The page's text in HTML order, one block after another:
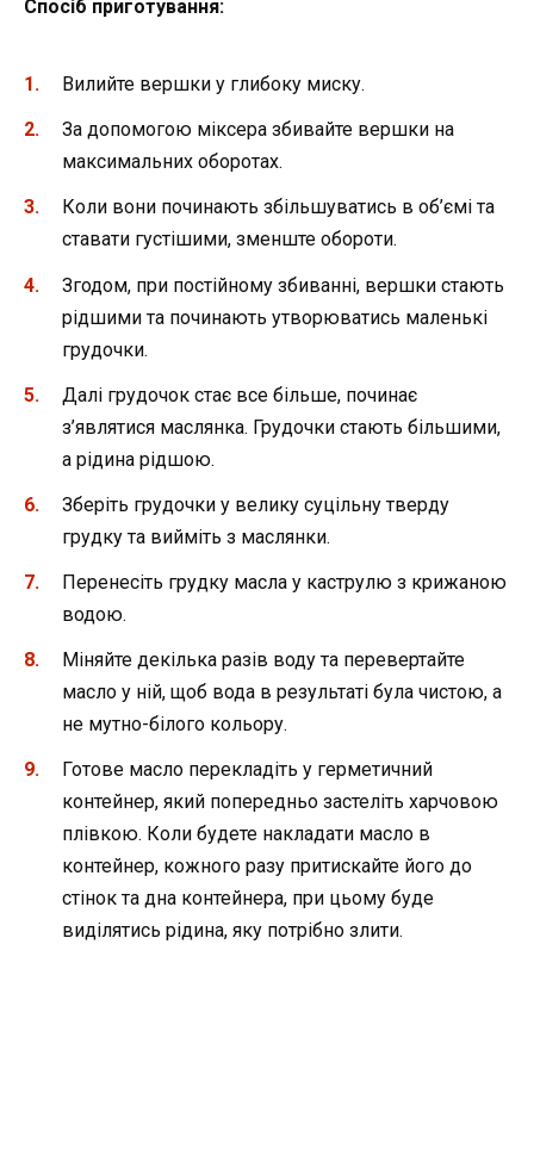
Спосіб приготування:
Вилийте вершки у глибоку миску.
За допомогою міксера збивайте вершки на
максимальних оборотах.
Коли вони починають збільшуватись в об’ємі та
ставати густішими, зменште обороти.
Згодом, при постійному збиванні, вершки стають
рідшими та починають утворюватись маленькі
грудочки.
Далі грудочок стає все більше, починає
з’являтися маслянка. Грудочки стають більшими,
а рідина рідшою.
Зберіть грудочки у велику суцільну тверду
грудку та вийміть з маслянки.
Перенесіть грудку масла у каструлю з крижаною
водою.
Міняйте декілька разів воду та перевертайте
масло у ній, щоб вода в результаті була чистою, а
не мутно-білого кольору.
Готове масло перекладіть у герметичний
контейнер, який попередньо застеліть харчовою
плівкою. Коли будете накладати масло в
контейнер, кожного разу притискайте його до
стінок та дна контейнера, при цьому буде
виділятись рідина, яку потрібно злити.